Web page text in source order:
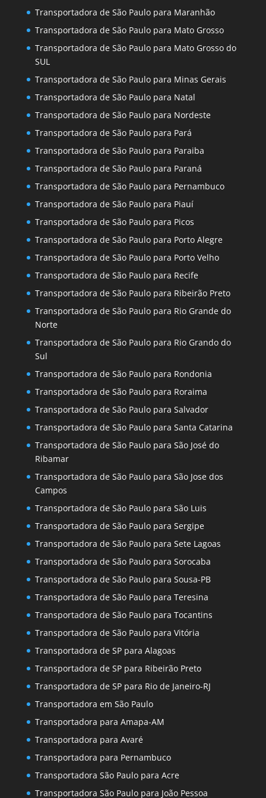
Transportadora de São Paulo para Maranhão
Transportadora de São Paulo para Mato Grosso
Transportadora de São Paulo para Mato Grosso do
SUL
Transportadora de São Paulo para Minas Gerais
Transportadora de São Paulo para Natal
Transportadora de São Paulo para Nordeste
Transportadora de São Paulo para Pará
Transportadora de São Paulo para Paraiba
Transportadora de São Paulo para Paraná
Transportadora de São Paulo para Pernambuco
Transportadora de São Paulo para Piauí
Transportadora de São Paulo para Picos
Transportadora de São Paulo para Porto Alegre
Transportadora de São Paulo para Porto Velho
Transportadora de São Paulo para Recife
Transportadora de São Paulo para Ribeirão Preto
Transportadora de São Paulo para Rio Grande do
Norte
Transportadora de São Paulo para Rio Grando do
Sul
Transportadora de São Paulo para Rondonia
Transportadora de São Paulo para Roraima
Transportadora de São Paulo para Salvador
Transportadora de São Paulo para Santa Catarina
Transportadora de São Paulo para São José do
Ribamar
Transportadora de São Paulo para São Jose dos
Campos
Transportadora de São Paulo para São Luis
Transportadora de São Paulo para Sergipe
Transportadora de São Paulo para Sete Lagoas
Transportadora de São Paulo para Sorocaba
Transportadora de São Paulo para Sousa-PB
Transportadora de São Paulo para Teresina
Transportadora de São Paulo para Tocantins
Transportadora de São Paulo para Vitória
Transportadora de SP para Alagoas
Transportadora de SP para Ribeirão Preto
Transportadora de SP para Rio de Janeiro-RJ
Transportadora em São Paulo
Transportadora para Amapa-AM
Transportadora para Avaré
Transportadora para Pernambuco
Transportadora São Paulo para Acre
Transportadora São Paulo para João Pessoa